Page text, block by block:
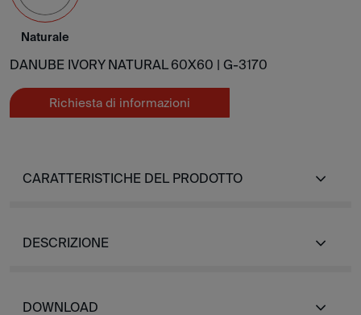
Naturale
DANUBE IVORY NATURAL 60X60 | G-3170
Richiesta di informazioni
CARATTERISTICHE DEL PRODOTTO
DESCRIZIONE
DOWNLOAD